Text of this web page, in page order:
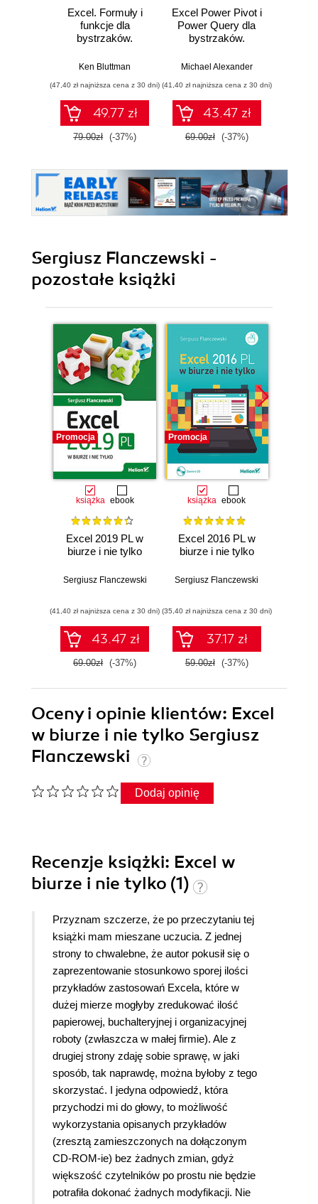
Excel. Formuły i
funkcje dla
bystrzaków.
Ken Bluttman
(47,40 zł najniższa cena z 30 dni)
49.77 zł
79.00zł (-37%)
Excel Power Pivot i
Power Query dla
bystrzaków.
Michael Alexander
(41,40 zł najniższa cena z 30 dni)
43.47 zł
69.00zł (-37%)
Sergiusz Flanczewski -
pozostałe książki
Promocja
książka ebook
Excel 2019 PL w
biurze i nie tylko
Sergiusz Flanczewski
(41,40 zł najniższa cena z 30 dni)
43.47 zł
69.00zł (-37%)
Promocja
książka ebook
Excel 2016 PL w
biurze i nie tylko
Sergiusz Flanczewski
(35,40 zł najniższa cena z 30 dni)
37.17 zł
59.00zł (-37%)
Oceny i opinie klientów: Excel
w biurze i nie tylko Sergiusz
Flanczewski
Dodaj opinię
Recenzje książki: Excel w
biurze i nie tylko (1)
Przyznam szczerze, że po przeczytaniu tej
książki mam mieszane uczucia. Z jednej
strony to chwalebne, że autor pokusił się o
zaprezentowanie stosunkowo sporej ilości
przykładów zastosowań Excela, które w
dużej mierze mogłyby zredukować ilość
papierowej, buchalteryjnej i organizacyjnej
roboty (zwłaszcza w małej firmie). Ale z
drugiej strony zdaję sobie sprawę, w jaki
sposób, tak naprawdę, można byłoby z tego
skorzystać. I jedyna odpowiedź, która
przychodzi mi do głowy, to możliwość
wykorzystania opisanych przykładów
(zresztą zamieszczonych na dołączonym
CD-ROM-ie) bez żadnych zmian, gdyż
większość czytelników po prostu nie będzie
potrafiła dokonać żadnych modyfikacji. Nie